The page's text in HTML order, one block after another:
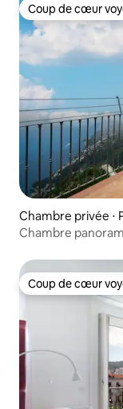
Coup de cœur
Coup de cœur
Chambre privée ⋅
Chambre
Coup de cœur
Coup de cœur